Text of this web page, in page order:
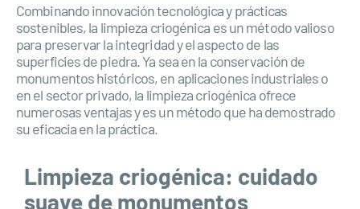
Combinando innovación tecnológica y prácticas
sostenibles, la limpieza criogénica es un método valioso
para preservar la integridad y el aspecto de las
superficies de piedra. Ya sea en la conservación de
monumentos históricos, en aplicaciones industriales o
en el sector privado, la limpieza criogénica ofrece
numerosas ventajas y es un método que ha demostrado
su eficacia en la práctica.
Limpieza criogénica: cuidado
suave de monumentos